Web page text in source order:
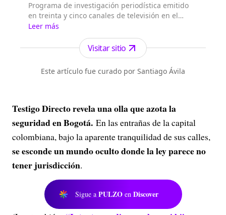
Programa de investigación periodística emitido
en treinta y cinco canales de televisión en el
mundo. Con su slogan: historias diferentes,
Testigo Directo se convierte en uno de los
magazines periodísticos independientes de
reconocimiento en la televisión estadounidense y
colombiana, como entre los cibernautas.
Leer más
Visitar sitio
Este artículo fue curado por Santiago Ávila
Testigo Directo revela una olla que azota la
seguridad en Bogotá. En las entrañas de la capital
colombiana, bajo la aparente tranquilidad de sus calles,
se esconde un mundo oculto donde la ley parece no
tener jurisdicción.
Sigue a PULZO en Discover